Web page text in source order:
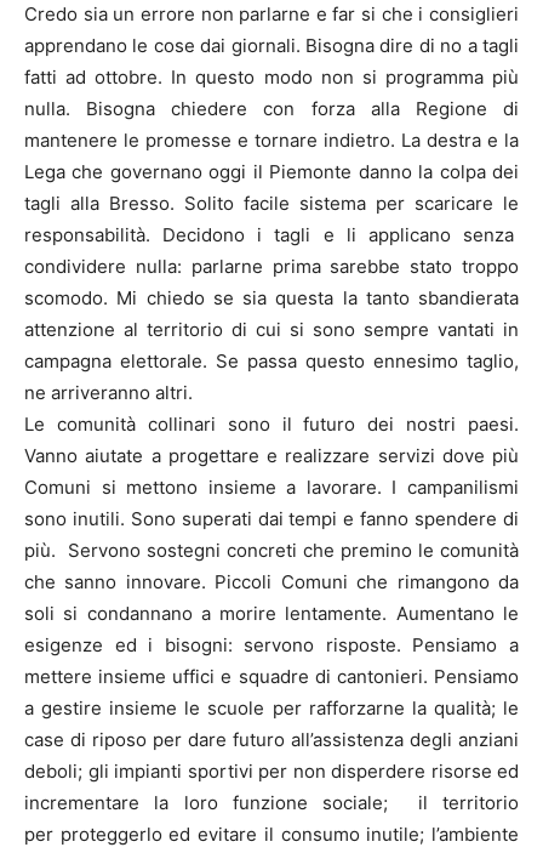
Credo sia un errore non parlarne e far si che i consiglieri
apprendano le cose dai giornali. Bisogna dire di no a tagli
fatti ad ottobre. In questo modo non si programma più
nulla. Bisogna chiedere con forza alla Regione di
mantenere le promesse e tornare indietro. La destra e la
Lega che governano oggi il Piemonte danno la colpa dei
tagli alla Bresso. Solito facile sistema per scaricare le
responsabilità. Decidono i tagli e li applicano senza
condividere nulla: parlarne prima sarebbe stato troppo
scomodo. Mi chiedo se sia questa la tanto sbandierata
attenzione al territorio di cui si sono sempre vantati in
campagna elettorale. Se passa questo ennesimo taglio,
ne arriveranno altri.
Le comunità collinari sono il futuro dei nostri paesi.
Vanno aiutate a progettare e realizzare servizi dove più
Comuni si mettono insieme a lavorare. I campanilismi
sono inutili. Sono superati dai tempi e fanno spendere di
più. Servono sostegni concreti che premino le comunità
che sanno innovare. Piccoli Comuni che rimangono da
soli si condannano a morire lentamente. Aumentano le
esigenze ed i bisogni: servono risposte. Pensiamo a
mettere insieme uffici e squadre di cantonieri. Pensiamo
a gestire insieme le scuole per rafforzarne la qualità; le
case di riposo per dare futuro all’assistenza degli anziani
deboli; gli impianti sportivi per non disperdere risorse ed
incrementare la loro funzione sociale; il territorio
per proteggerlo ed evitare il consumo inutile; l’ambiente